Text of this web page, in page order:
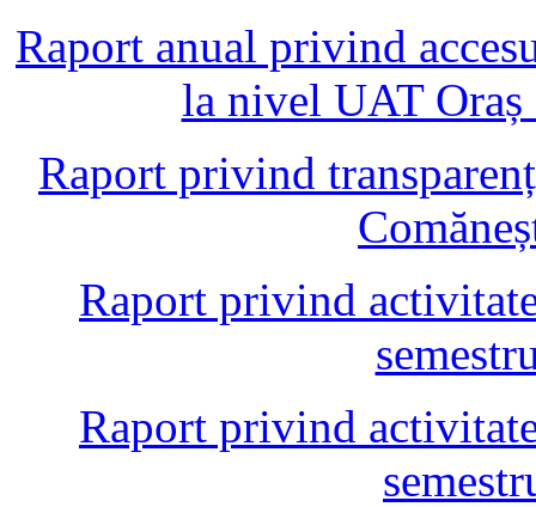
Raport anual privind
la nivel UAT Oraș
Raport privind
Raport privind
Raport privind